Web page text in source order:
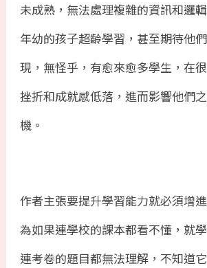
未成熟，無法處理複雜的資訊和邏
年幼的孩子超齡學習，甚至期待他
現，無怪乎，有愈來愈多學生，在
挫折和成就感低落，進而影響他們
機。
作者主張要提升學習能力就必須增
為如果連學校的課本都看不懂，就
連考卷的題目都無法理解，不知道